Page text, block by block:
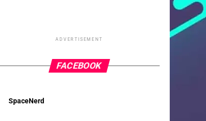
ADVERTISEMENT
FACEBOOK
SpaceNerd